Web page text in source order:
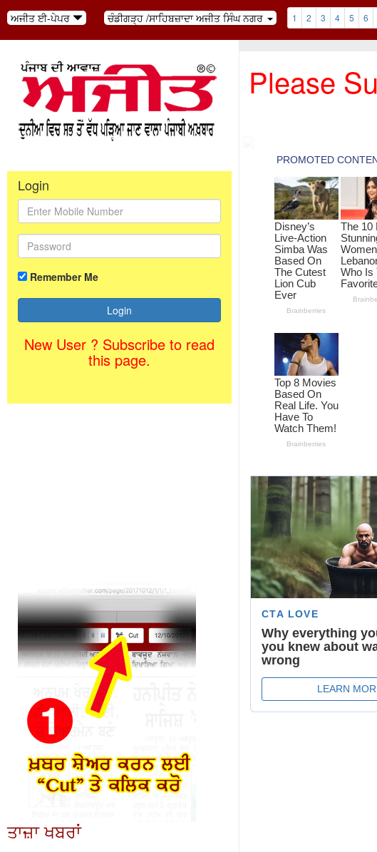
ਅਜੀਤ ਈ-ਪੇਪਰ ਚੰਡੀਗੜ੍ਹ /ਸਾਹਿਬਜ਼ਾਦਾ ਅਜੀਤ ਸਿੰਘ ਨਗਰ 1 2 3 4 5 6
Login
Remember Me
New User ? Subscribe to read
this page.
ਤਾਜ਼ਾ ਖਬਰਾਂ
Please